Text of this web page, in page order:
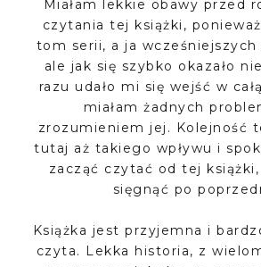
Miałam lekkie obawy przed
czytania tej książki,
tom serii, a ja wcześniejszych
ale jak się szybko okazało
razu udało mi się wejść w
miałam żadnych
zrozumieniem jej. Kolejność
tutaj aż takiego wpływu i
zacząć czytać od tej
sięgnąć po
Książka jest przyjemna i
czyta. Lekka historia, z